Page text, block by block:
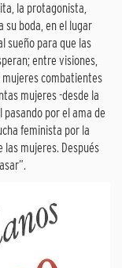
la protagonista,
su boda, en el lugar
sueño para que las
entre visiones,
mujeres combatientes
mujeres -desde la
por el ama de
feminista por la
las mujeres. Después